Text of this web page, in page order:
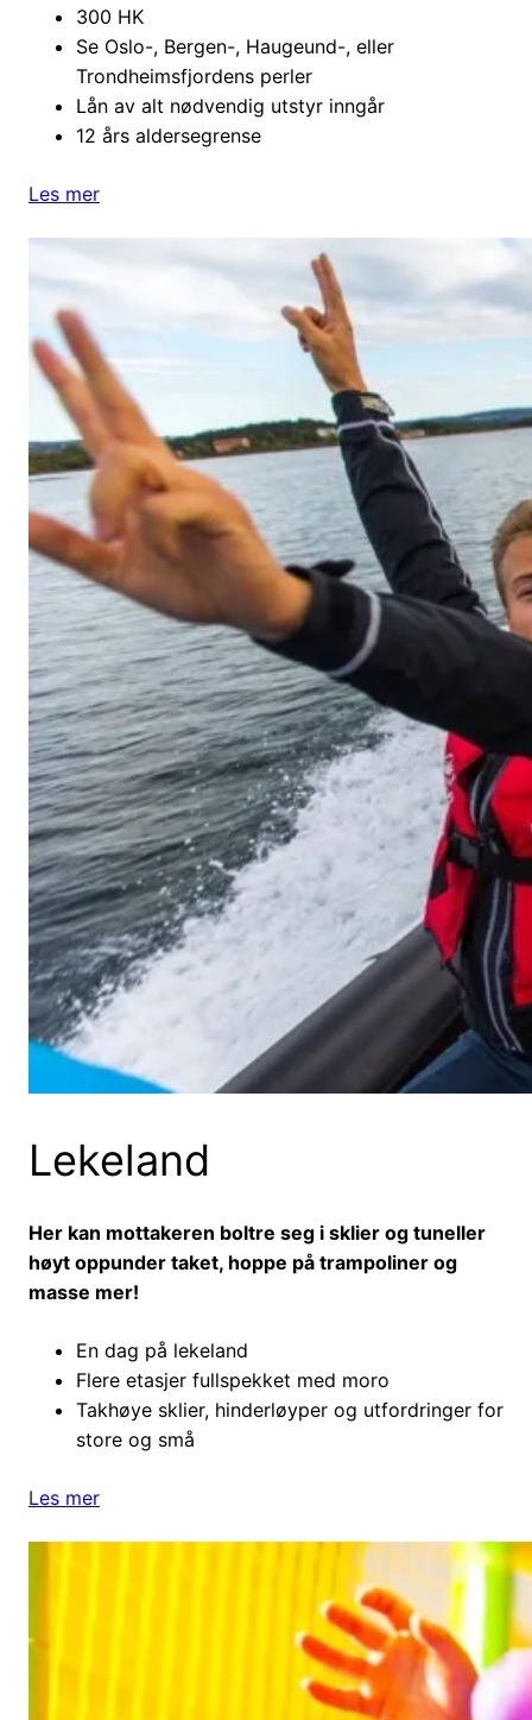
300 HK
Se Oslo-, Bergen-, Haugeund-, eller
Trondheimsfjordens perler
Lån av alt nødvendig utstyr inngår
12 års aldersegrense
Les mer
Lekeland
Her kan mottakeren boltre seg i sklier og tuneller
høyt oppunder taket, hoppe på trampoliner og
masse mer!
En dag på lekeland
Flere etasjer fullspekket med moro
Takhøye sklier, hinderløyper og utfordringer for
store og små
Les mer